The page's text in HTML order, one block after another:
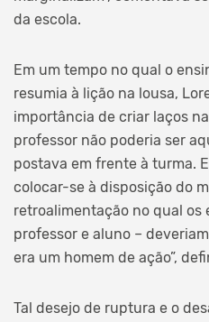
da escola.
Em um tempo no qual o
resumia à lição na lousa,
importância de criar laços
professor não poderia ser
postava em frente à turma.
colocar-se à disposição do
retroalimentação no qual os
professor e aluno –
era um homem de ação”,
Tal desejo de ruptura e o